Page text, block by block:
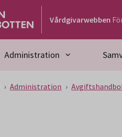
Vårdgivarwebben
Administration
Administration